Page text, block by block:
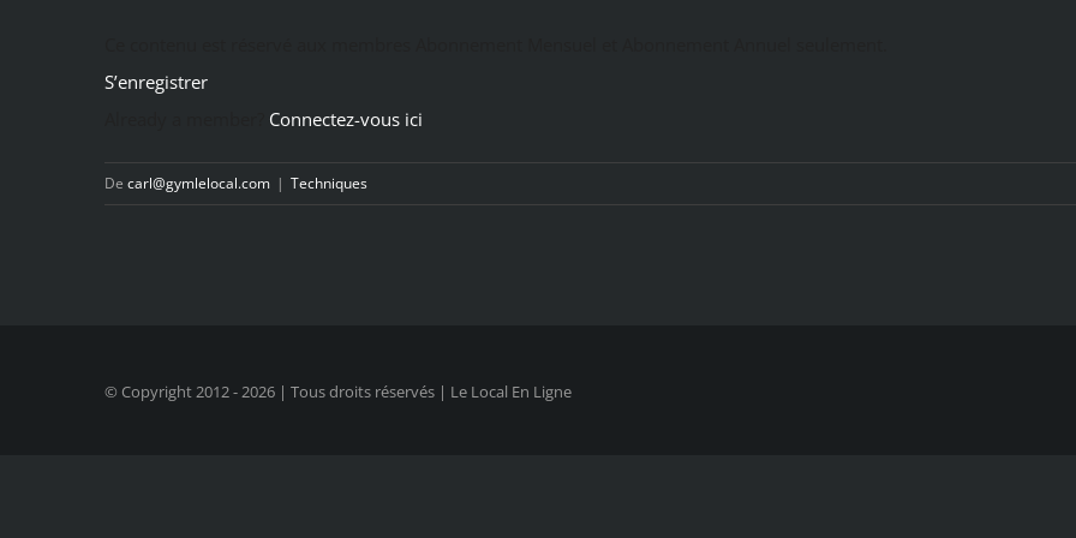
S’enregistrer
Connectez-vous ici
De carl@gymlelocal.com | Techniques
© Copyright 2012 -2026 | Tous droits réservés | Le Local En Ligne